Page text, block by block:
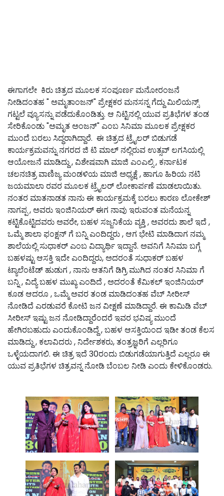
ಈಗಾಗಲೇ ಕಿರು ಚಿತ್ರದ ಮೂಲಕ ಸಂಪೂರ್ಣ ಮನೋರಂಜನೆ
ನೀಡಿದಂತಹ " ಅಮೃತಾಂಜನ್" ಪ್ರೇಕ್ಷಕರ ಮನಸನ್ನ ಗೆದ್ದು ಮಿಲಿಯನ್ಸ್
ಗಟ್ಟಲೆ ವ್ಯೂಸನ್ನು ಪಡೆದುಕೊಂಡಿತ್ತು. ಆ ನಿಟ್ಟಿನಲ್ಲಿ ಯುವ ಪ್ರತಿಭೆಗಳ ತಂಡ
ಸೇರಿಕೊಂಡು "ಅಮೃತ ಅಂಜನ್" ಎಂಬ ಸಿನಿಮಾ ಮೂಲಕ ಪ್ರೇಕ್ಷಕರ
ಮುಂದೆ ಬರಲು ಸಿದ್ಧರಾಗಿದ್ದಾರೆ. ಈ ಚಿತ್ರದ ಟ್ರೈಲರ್ ಬಿಡುಗಡೆ
ಕಾರ್ಯಕ್ರಮವನ್ನು ನಗರದ ಜಿ ಟಿ ಮಾಲ್ ನಲ್ಲಿರುವ ಉತ್ಸವ್ ಲಗಸಿಯಲ್ಲಿ
ಆಯೋಜನೆ ಮಾಡಿದ್ದು , ವಿಶೇಷವಾಗಿ ಮಾಜಿ ಎಂಎಲ್ಸಿ , ಕರ್ನಾಟಕ
ಚಲನಚಿತ್ರ ವಾಣಿಜ್ಯ ಮಂಡಳಿಯ ಮಾಜಿ ಅಧ್ಯಕ್ಷೆ , ಹಾಗೂ ಹಿರಿಯ ನಟಿ
ಜಯಮಾಲಾ ರವರ ಮೂಲಕ ಟ್ರೈಲರ್ ಲೋಕಾರ್ಪಣೆ ಮಾಡಲಾಯಿತು.
ನಂತರ ಮಾತನಾಡತ ನಾನು ಈ ಕಾರ್ಯಕ್ರಮಕ್ಕೆ ಬರಲು ಕಾರಣ ಲೋಕೇಶ್
ನಾಗಪ್ಪ , ಅವರು ಇಂಜಿನಿಯರ್ ಈಗ ನಾವು ಇರುವಂತ ಮನೆಯನ್ನ
ಕಟ್ಟಿಕೊಟ್ಟಿದವರು ಅವರೇ, ಬಹಳ ಸಜ್ಜನಿಕೆಯ ವ್ಯಕ್ತಿ , ಅವರದು ಶಾಲೆ ಇದೆ ,
ಒಮ್ಮೆ ಶಾಲಾ ಫಂಕ್ಷನ್ ಗೆ ಬನ್ನಿ ಎಂದಿದ್ದರು , ಆಗ ಭೇಟಿ ಮಾಡಿದಾಗ ನಮ್ಮ
ಶಾಲೆಯಲ್ಲಿ ಸುಧಾಕರ್ ಎಂಬ ವಿದ್ಯಾರ್ಥಿ ಇದ್ದಾನೆ. ಅವನಿಗೆ ಸಿನಿಮಾ ಬಗ್ಗೆ
ಬಹಳಷ್ಟು ಆಸಕ್ತಿ ಇದೇ ಎಂದಿದ್ದರು, ಅದರಂತೆ ಸುಧಾಕರ್ ಬಹಳ
ಟ್ಯಾಲೆಂಟೆಡ್ ಹುಡುಗ , ನಾನು ಆತನಿಗೆ ಡಿಗ್ರಿ ಮುಗಿದ ನಂತರ ಸಿನಿಮಾ ಗೆ
ಬನ್ನಿ , ವಿದ್ಯೆ ಬಹಳ ಮುಖ್ಯ ಎಂದಿದೆ , ಅದರಂತೆ ಕೆಮಿಕಲ್ ಇಂಜಿನಿಯರ್
ಕೂಡ ಆದರೂ , ಒಮ್ಮೆ ಅವರ ತಂಡ ಮಾಡಿದಂತಹ ವೆಬ್ ಸೀರೀಸ್
ನೋಡಿದೆ ಎರಡುವರೆ ಕೋಟಿ ಜನ ವೀಕ್ಷಣೆ ಮಾಡಿದ್ದಾರೆ. ಈ ಕಾಮಿಡಿ ವೆಬ್
ಸೀರೀಸ್ ಇಷ್ಟು ಜನ ನೋಡಿದ್ದಾರೆಂದರೆ ಇವರ ಭವಿಷ್ಯ ಮುಂದೆ
ಹೇಗಿರಬಹುದು ಎಂದುಕೊಂಡಿದ್ದೆ , ಬಹಳ ಆಸಕ್ತಿಯಿಂದ ಇಡೀ ತಂಡ ಕೆಲಸ
ಮಾಡಿದ್ದು , ಕಲಾವಿದರು , ನಿರ್ದೇಶಕರು, ತಂತ್ರಜ್ಞರಿಗೆ ಎಲ್ಲರಿಗೂ
ಒಳ್ಳೆಯದಾಗಲಿ. ಈ ಚಿತ್ರ ಇದೆ 30ರಂದು ಬಿಡುಗಡೆಯಾಗುತ್ತಿದೆ ಎಲ್ಲರೂ ಈ
ಯುವ ಪ್ರತಿಭೆಗಳ ಚಿತ್ರವನ್ನ ನೋಡಿ ಬೆಂಬಲ ನೀಡಿ ಎಂದು ಕೇಳಿಕೊಂಡರು.